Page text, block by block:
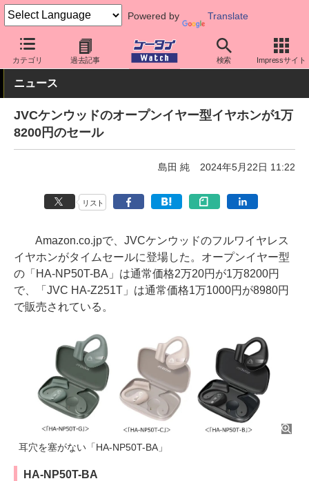
Powered by Translate
カテゴリ 過去記事 検索 Impressサイト
ケータイ Watch 周辺機器/アクセサリー オーディオ
ニュース
JVCケンウッドのオープンイヤー型イヤホンが1万
8200円のセール
島田 純 2024年5月22日 11:22
リスト
Amazon.co.jpで、JVCケンウッドのフルワイヤレス
イヤホンがタイムセールに登場した。オープンイヤー型
の「HA-NP50T-BA」は通常価格2万20円が1万8200円
で、「JVC HA-Z251T」は通常価格1万1000円が8980円
で販売されている。
耳穴を塞がない「HA-NP50T-BA」
HA-NP50T-BA